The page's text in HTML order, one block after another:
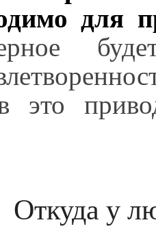
для
это
Откуда у